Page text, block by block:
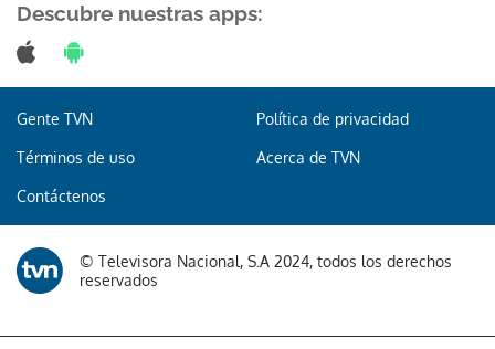
Descubre nuestras apps:
Gente TVN Política de privacidad
Términos de uso Acerca de TVN
Contáctenos
© Televisora Nacional, S.A 2024, todos los derechos
reservados